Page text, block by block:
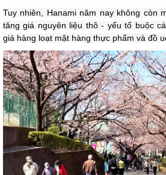
Tuy nhiên, Hanami năm nay không còn
tăng giá nguyên liệu thô - yếu tố buộc
giá hàng loạt mặt hàng thực phẩm và đồ